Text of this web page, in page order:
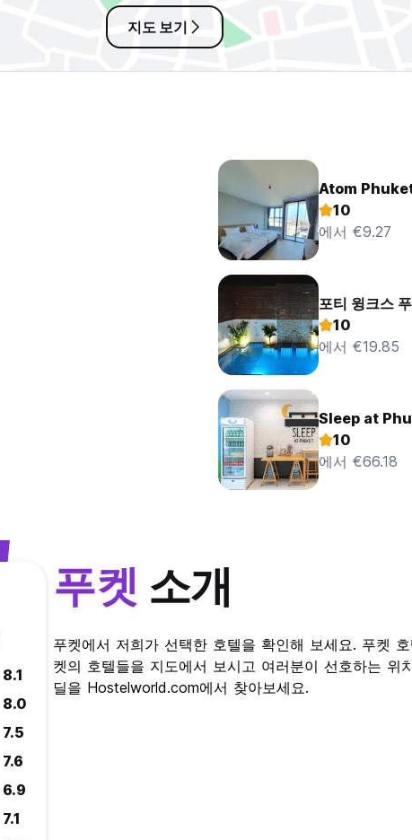
지도 보기
Atom
10
에서 €9.27
포티 윙크스
10
에서 €19.85
Sleep at
10
에서 €66.18
8.1
8.0
7.5
7.6
6.9
7.1
푸켓 소개
푸켓에서 저희가 선택한 호텔을 확인해 보세요. 푸켓
켓의 호텔들을 지도에서 보시고 여러분이 선호하는
딜을 Hostelworld.com에서 찾아보세요.